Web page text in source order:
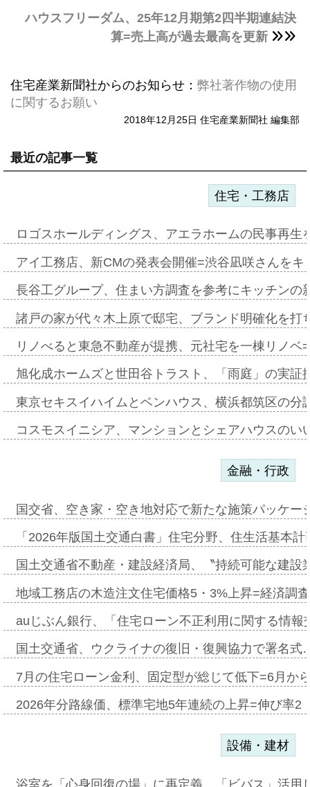
ハウスフリーダム、25年12月期第2四半期連結決
算=売上高が過去最高を更新
住宅産業新聞社からのお知らせ： 弊社著作物の使用
に関するお願い
2018年12月25日 住宅産業新聞社 編集部
最近の記事一覧
住宅・工務店
ロゴスホールディングス、アエラホームの民事再
アイ工務店、新CMの発表会開催=渋谷凪咲さんを
長谷工グループ、住まい方調査を参考にキッチン
諸戸の家が代々木上原で邸宅、ブランド明確化を
リノべると東急不動産が提携、元社宅を一棟リノ
旭化成ホームズと世田谷トラスト、「雨庭」の実
東京セキスイハイムとベンハウス、横浜都筑区の
コスモスイニシア、マンションとシェアハウスの
金融・行政
国交省、空き家・空き地対応で新たな施策パッケ
「2026年版国土交通白書」住宅分野、住生活基本
国土交通省不動産・建設経済局、〝持続可能な建
地域工務店の木造注文住宅価格5・3%上昇=経済調
auじぶん銀行、「住宅ローン不正利用に関する情
国土交通省、ウクライナの復旧・復興協力で署名
7月の住宅ローン金利、固定型が総じて低下=6月か
2026年分路線価、標準宅地5年連続の上昇=伸び率
設備・建材
浴室を「心身回復の場」に再定義、「ビバス」活